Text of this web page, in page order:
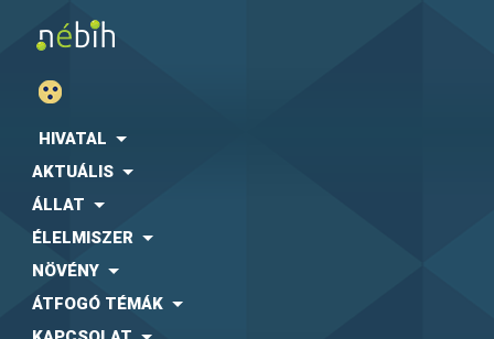
HIVATAL
AKTUÁLIS
ÁLLAT
ÉLELMISZER
NÖVÉNY
ÁTFOGÓ TÉMÁK